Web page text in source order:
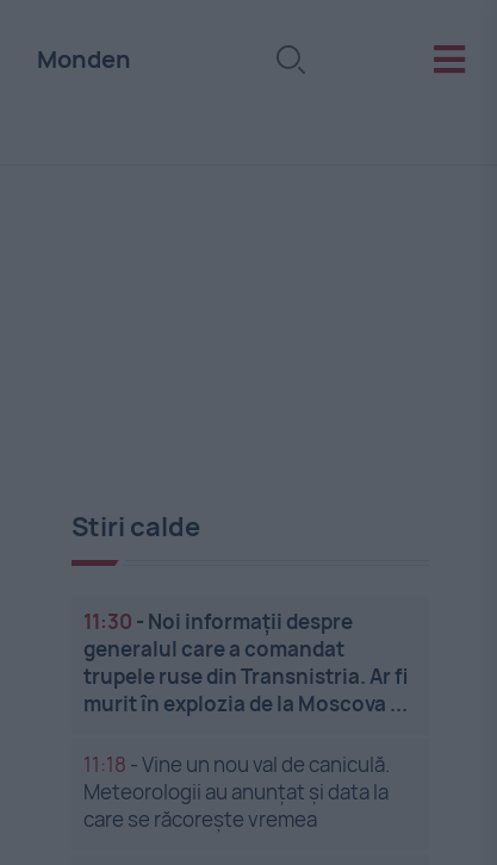
Monden
Stiri calde
11:30 - Noi informații despre
generalul care a comandat
trupele ruse din Transnistria. Ar fi
murit în explozia de la Moscova ...
11:18 -Vine un nou val de caniculă.
Meteorologii au anunțat și data la
care se răcorește vremea